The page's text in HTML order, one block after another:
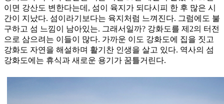
이면 강산도 변한다는데, 섬이 육지가 되다시피 한 후 많은 시
간이 지났다. 섬이라기보다는 육지처럼 느껴진다. 그럼에도 불
구하고 섬 느낌이 남아있는. 그래서일까? 강화도를 제2의 터전
으로 삼으려는 이들이 많다. 가까운 이도 강화도에 집을 짓고
강화도 자연을 해설하며 활기찬 인생을 살고 있다. 역사의 섬
강화도에는 휴식과 새로운 용기가 꿈틀거린다.